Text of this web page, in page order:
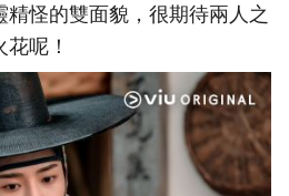
怪的雙面貌，很期待兩人之
呢！